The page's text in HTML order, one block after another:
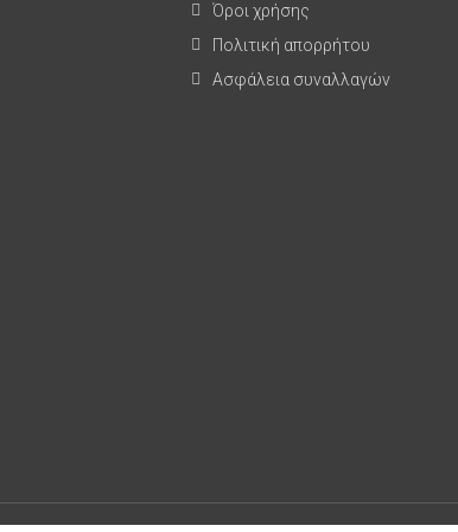
Όροι χρήσης
Πολιτική απορρήτου
Ασφάλεια συναλλαγών